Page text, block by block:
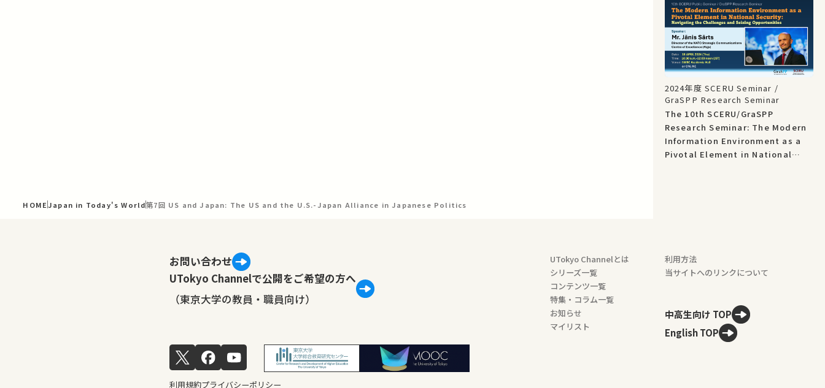
HOMEJapan in Today's World第7回 US and Japan: The US and the U.S.-Japan Alliance in Japanese Politics
2024年度 SCERU Seminar /
GraSPP Research Seminar
The 10th SCERU/GraSPP
Research Seminar: The Modern
Information Environment as a
Pivotal Element in National
お問い合わせ
UTokyo Channelで公開をご希望の方へ
（東京大学の教員・職員向け）
UTokyo Channelとは
シリーズ一覧
コンテンツ一覧
特集・コラム一覧
お知らせ
マイリスト
利用方法
当サイトへのリンクについて
中高生向け TOP
English TOP
利用規約プライバシーポリシー